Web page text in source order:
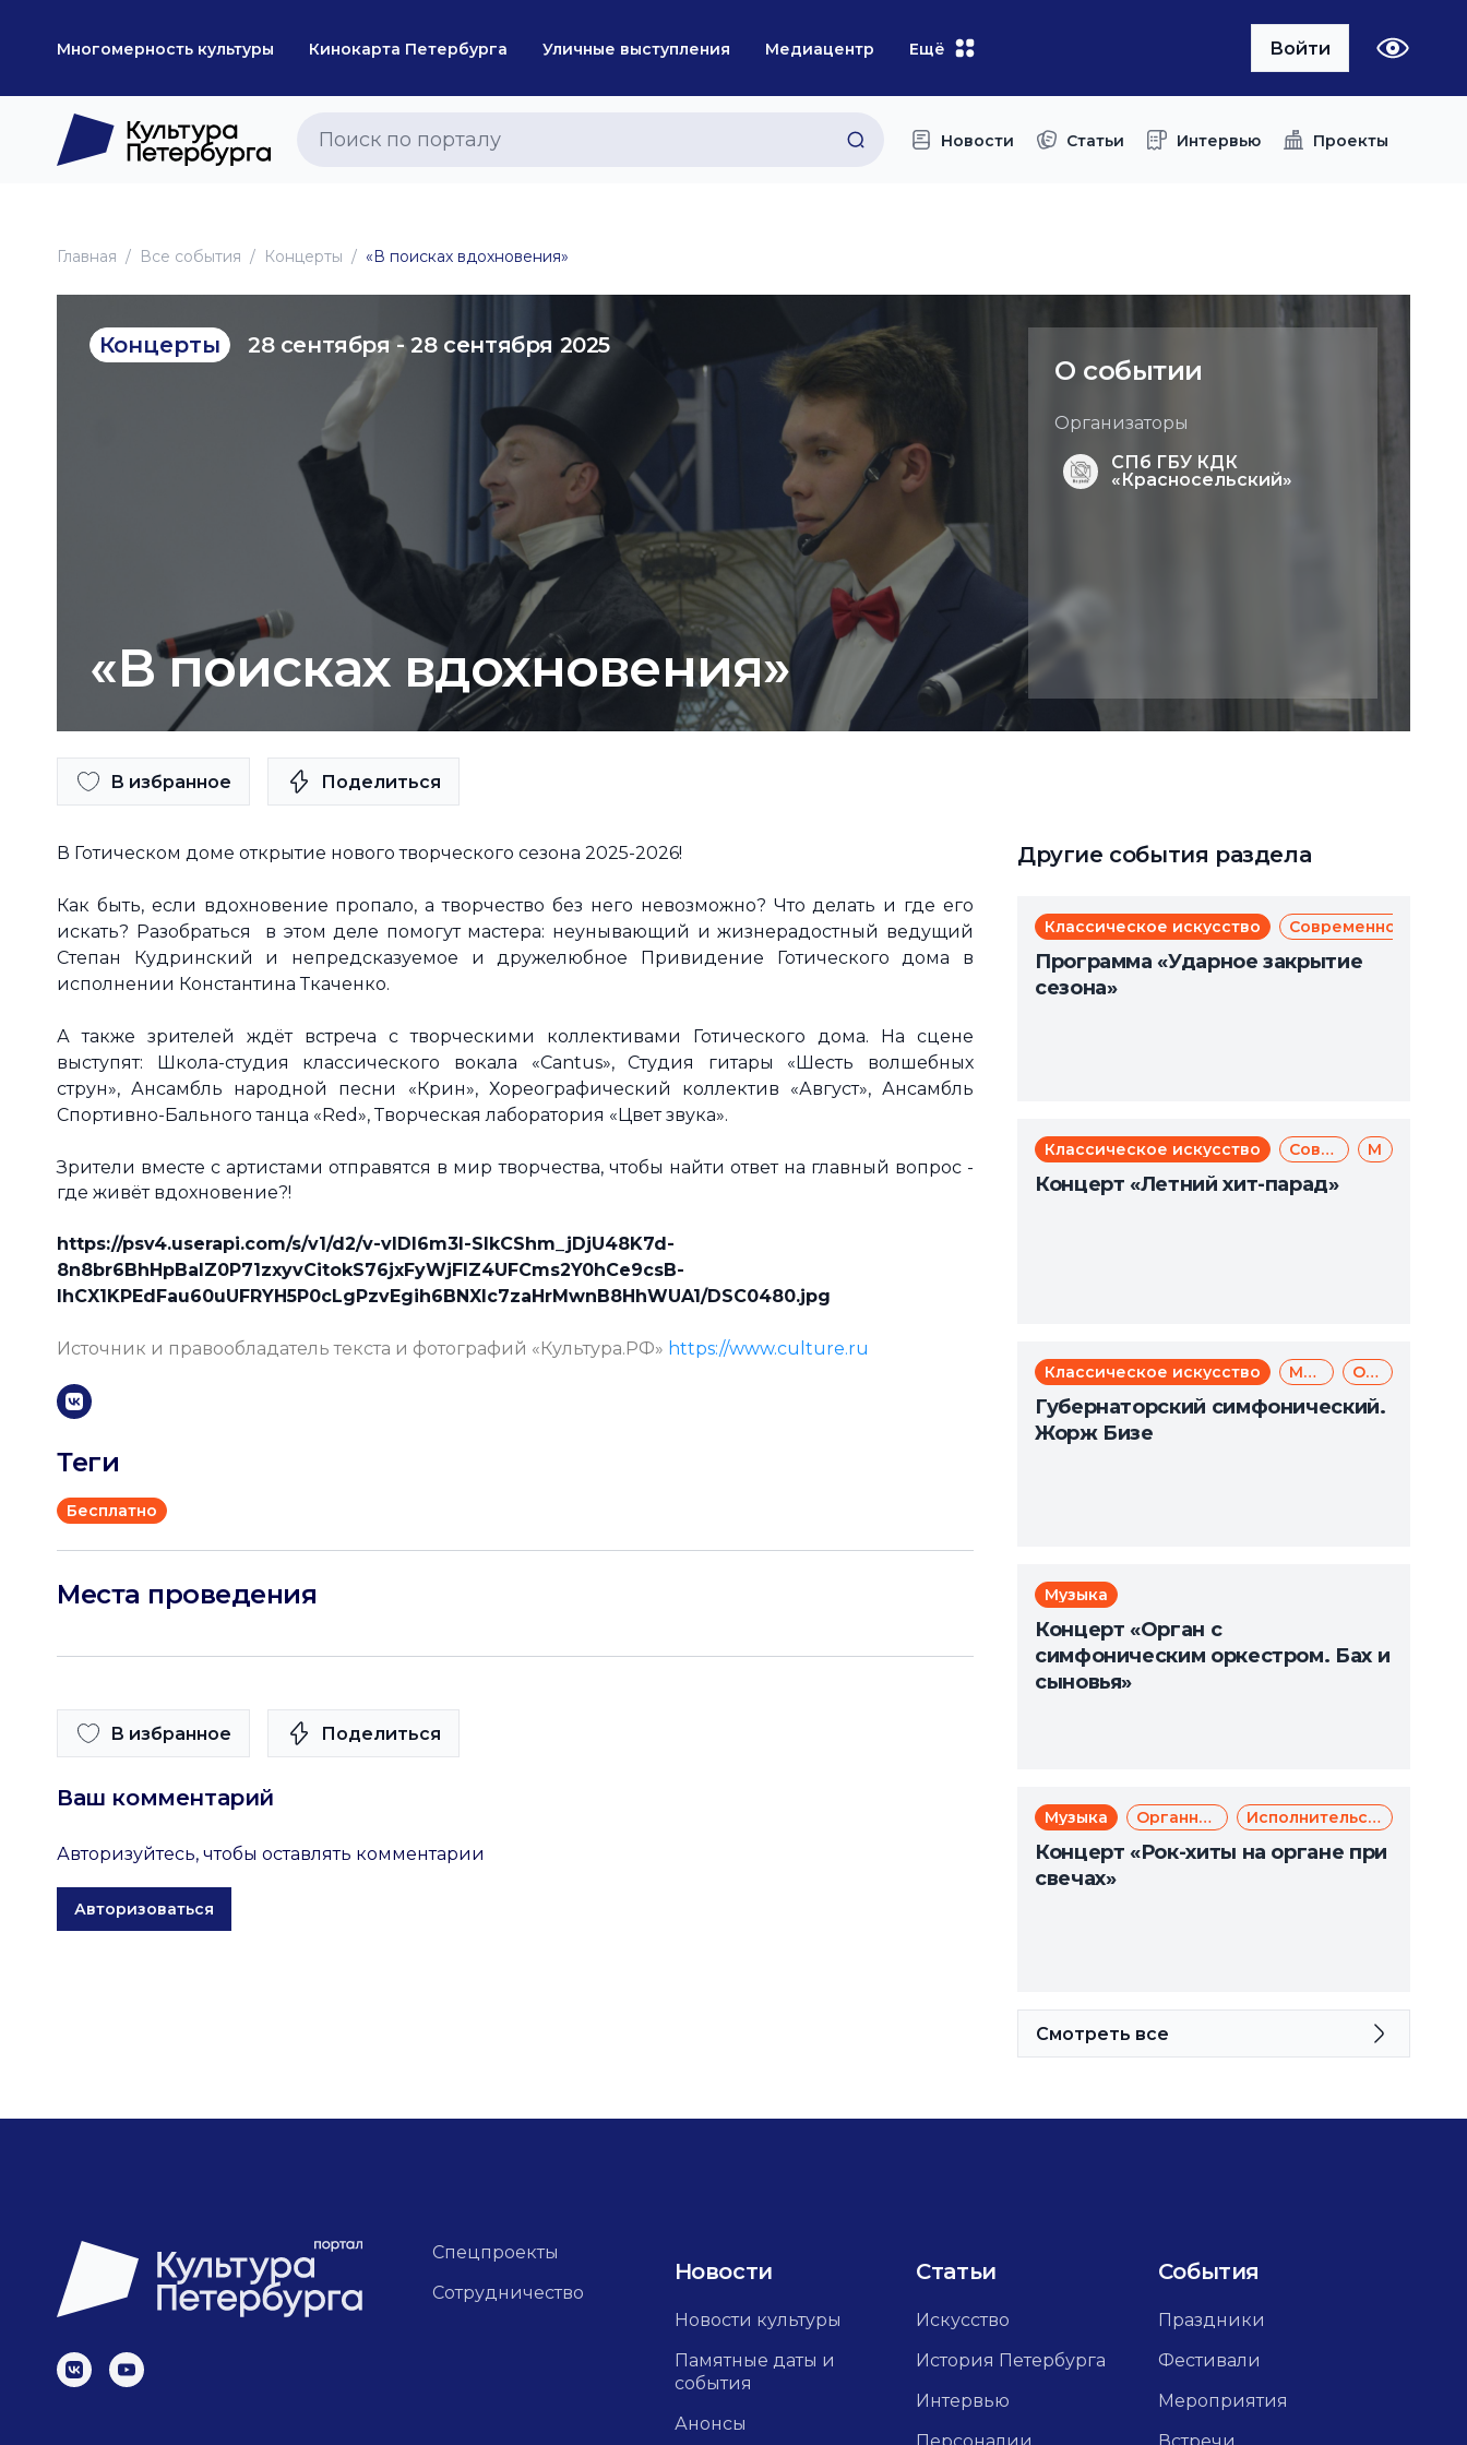
Многомерность культуры Кинокарта Петербурга Уличные выступления Медиацентр Ещё Войти
Новости Статьи Интервью Проекты
Главная Все события Концерты «В поисках вдохновения»
Концерты 28 сентября - 28 сентября 2025
«В поисках вдохновения»
О событии
Организаторы
СПб ГБУ КДК
«Красносельский»
В избранное Поделиться
В Готическом доме открытие нового творческого сезона 2025-2026!
Как быть, если вдохновение пропало, а творчество без него невозможно? Что делать и где его
искать? Разобраться в этом деле помогут мастера: неунывающий и жизнерадостный ведущий
Степан Кудринский и непредсказуемое и дружелюбное Привидение Готического дома в
исполнении Константина Ткаченко.
А также зрителей ждёт встреча с творческими коллективами Готического дома. На сцене
выступят: Школа-студия классического вокала «Cantus», Студия гитары «Шесть волшебных
струн», Ансамбль народной песни «Крин», Хореографический коллектив «Август», Ансамбль
Спортивно-Бального танца «Red», Творческая лаборатория «Цвет звука».
Зрители вместе с артистами отправятся в мир творчества, чтобы найти ответ на главный вопрос -
где живёт вдохновение?!
https://psv4.userapi.com/s/v1/d2/v-vlDI6m3l-SIkCShm_jDjU48K7d-
8n8br6BhHpBaIZ0P71zxyvCitokS76jxFyWjFIZ4UFCms2Y0hCe9csB-
IhCX1KPEdFau60uUFRYH5P0cLgPzvEgih6BNXlc7zaHrMwnB8HhWUA1/DSC0480.jpg
Источник и правообладатель текста и фотографий «Культура.РФ» https://www.culture.ru
Теги
Бесплатно
Места проведения
В избранное Поделиться
Ваш комментарий
Авторизуйтесь, чтобы оставлять комментарии
Авторизоваться
Другие события раздела
Классическое искусство Современное
Программа «Ударное закрытие
сезона»
Классическое искусство Современное искусство Музыка
Концерт «Летний хит-парад»
Классическое искусство Музыка Опера
Губернаторский симфонический.
Жорж Бизе
Музыка
Концерт «Орган с
симфоническим оркестром. Бах и
сыновья»
Музыка Органная музыка Исполнительское искусство
Концерт «Рок-хиты на органе при
свечах»
Смотреть все
Спецпроекты
Сотрудничество
Новости
Новости культуры
Памятные даты и
события
Анонсы
Статьи
Искусство
История Петербурга
Интервью
События
Праздники
Фестивали
Мероприятия